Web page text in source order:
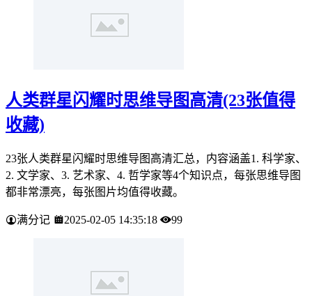
人类群星闪耀时思维导图高清(23张值得
收藏)
23张人类群星闪耀时思维导图高清汇总，内容涵盖1. 科学家、
2. 文学家、3. 艺术家、4. 哲学家等4个知识点，每张思维导图
都非常漂亮，每张图片均值得收藏。
满分记 2025-02-05 14:35:18 99